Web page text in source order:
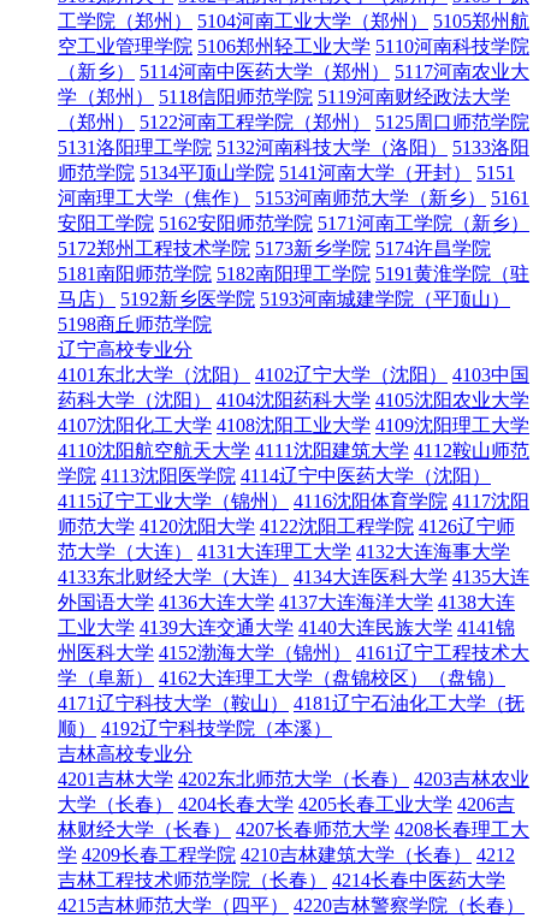
工学院（郑州）
5104河南工业大学（郑州）
5105郑州航
空工业管理学院 5106郑州轻工业大学 5110河南科技学院
（新乡）
5114河南中医药大学（郑州）
5117河南农业大
学（郑州）
5118信阳师范学院 5119河南财经政法大学
（郑州）
5122河南工程学院（郑州）
5125周口师范学院
5131洛阳理工学院 5132河南科技大学（洛阳）
5133洛阳
师范学院 5134平顶山学院 5141河南大学（开封）
5151
河南理工大学（焦作）
5153河南师范大学（新乡）
5161
安阳工学院 5162安阳师范学院 5171河南工学院（新乡）
5172郑州工程技术学院 5173新乡学院 5174许昌学院
5181南阳师范学院 5182南阳理工学院 5191黄淮学院（驻
马店）
5192新乡医学院 5193河南城建学院（平顶山）
5198商丘师范学院
辽宁高校专业分
4101东北大学（沈阳）
4102辽宁大学（沈阳）
4103中国
药科大学（沈阳）
4104沈阳药科大学 4105沈阳农业大学
4107沈阳化工大学 4108沈阳工业大学 4109沈阳理工大学
4110沈阳航空航天大学 4111沈阳建筑大学 4112鞍山师范
学院 4113沈阳医学院 4114辽宁中医药大学（沈阳）
4115辽宁工业大学（锦州）
4116沈阳体育学院 4117沈阳
师范大学 4120沈阳大学 4122沈阳工程学院 4126辽宁师
范大学（大连）
4131大连理工大学 4132大连海事大学
4133东北财经大学（大连）
4134大连医科大学 4135大连
外国语大学 4136大连大学 4137大连海洋大学 4138大连
工业大学 4139大连交通大学 4140大连民族大学 4141锦
州医科大学 4152渤海大学（锦州）
4161辽宁工程技术大
学（阜新）
4162大连理工大学（盘锦校区）（盘锦）
4171辽宁科技大学（鞍山）
4181辽宁石油化工大学（抚
顺）
4192辽宁科技学院（本溪）
吉林高校专业分
4201吉林大学 4202东北师范大学（长春）
4203吉林农业
大学（长春）
4204长春大学 4205长春工业大学 4206吉
林财经大学（长春）
4207长春师范大学 4208长春理工大
学 4209长春工程学院 4210吉林建筑大学（长春）
4212
吉林工程技术师范学院（长春）
4214长春中医药大学
4215吉林师范大学（四平）
4220吉林警察学院（长春）